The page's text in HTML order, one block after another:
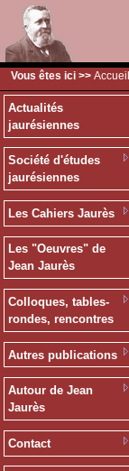
Vous êtes ici >> Accueil
Actualités
jaurésiennes
Société d'études
jaurésiennes
Les Cahiers Jaurès
Les "Oeuvres" de
Jean Jaurès
Colloques, tables-
rondes, rencontres
Autres publications
Autour de Jean
Jaurès
Contact